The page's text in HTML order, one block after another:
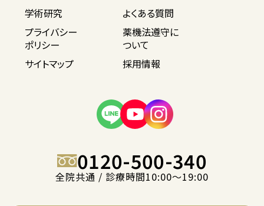
学術研究
よくある質問
プライバシー
ポリシー
薬機法遵守に
ついて
サイトマップ
採用情報
0120-500-340
全院共通 / 診療時間10:00〜19:00